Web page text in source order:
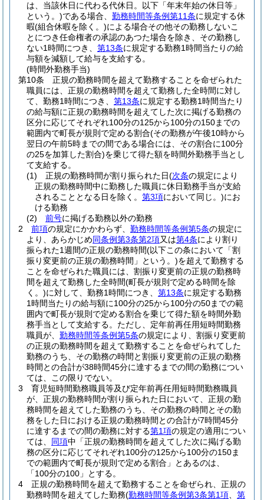
は、当該休日に代わる代休日。以下「年末年始の休日等」
という。)である場合、 勤務時間等条例第11条に規定する休
暇(組合休暇を除く。)による場合その他その勤務しないこ
とにつき任命権者の承認のあつた場合を除き、その勤務し
ない1時間につき、 第13条に規定する勤務1時間当たりの給
与額を減額して給与を支給する。
(時間外勤務手当)
第10条
正規の勤務時間を超えて勤務することを命ぜられた
職員には、正規の勤務時間を超えて勤務した全時間に対し
て、勤務1時間につき、 第13条に規定する勤務1時間当たり
の給与額に正規の勤務時間を超えてした次に掲げる勤務の
区分に応じてそれぞれ100分の125から100分の150までの
範囲内で町長が規則で定める割合(その勤務が午後10時から
翌日の午前5時までの間である場合には、その割合に100分
の25を加算した割合)を乗じて得た額を時間外勤務手当とし
て支給する。
(1)
正規の勤務時間が割り振られた日(次条の規定により
正規の勤務時間中に勤務した職員に休日勤務手当が支給
されることとなる日を除く。 第3項において同じ。)にお
ける勤務
(2)
前号に掲げる勤務以外の勤務
2
前項の規定にかかわらず、 勤務時間等条例第5条の規定に
より、あらかじめ同条例第3条第2項又は第4条により割り
振られた1週間の正規の勤務時間(以下この条において「割
振り変更前の正規の勤務時間」という。)を超えて勤務する
ことを命ぜられた職員には、割振り変更前の正規の勤務時
間を超えて勤務した全時間(町長が規則で定める時間を除
く。)に対して、勤務1時間につき、 第13条に規定する勤務
1時間当たりの給与額に100分の25から100分の50までの範
囲内で町長が規則で定める割合を乗じて得た額を時間外勤
務手当として支給する。 ただし、定年前再任用短時間勤務
職員が、 勤務時間等条例第5条の規定により、割振り変更前
の正規の勤務時間を超えて勤務することを命ぜられてした
勤務のうち、その勤務の時間と割振り変更前の正規の勤務
時間との合計が38時間45分に達するまでの間の勤務につい
ては、この限りでない。
3
育児短時間勤務職員等及び定年前再任用短時間勤務職員
が、正規の勤務時間が割り振られた日において、正規の勤
務時間を超えてした勤務のうち、その勤務の時間とその勤
務をした日における正規の勤務時間との合計が7時間45分
に達するまでの間の勤務に対する第1項の規定の適用につい
ては、 同項中「正規の勤務時間を超えてした次に掲げる勤
務の区分に応じてそれぞれ100分の125から100分の150ま
での範囲内で町長が規則で定める割合」とあるのは、
「100分の100」とする。
4
正規の勤務時間を超えて勤務することを命ぜられ、正規の
勤務時間を超えてした勤務(勤務時間等条例第3条第1項
第